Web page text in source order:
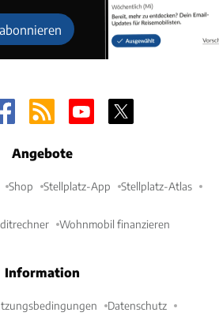
Angebote
Shop Stellplatz-App Stellplatz-Atlas
Wohnmobil finanzieren
Information
Datenschutz